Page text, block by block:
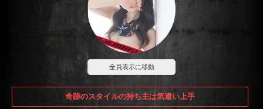
Momoka －ももか－
全員表示に移動
奇跡のスタイルの持ち主は気遣い上手